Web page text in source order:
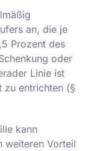
an, die je
Prozent des
oder
Linie ist
zu entrichten (§
kann
weiteren Vorteil